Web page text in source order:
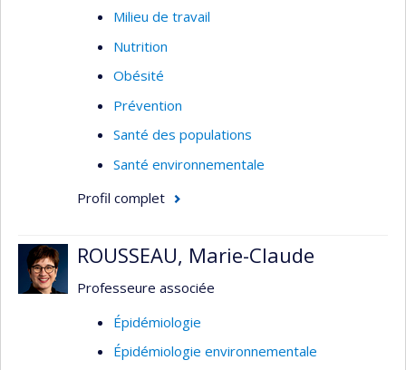
s’intéresse au design et à l’évaluation des
performances des stratégies de mesure de
l’exposition en milieu de travail.
Milieu de travail
Nutrition
Obésité
Prévention
Santé des populations
Santé environnementale
Profil complet
ROUSSEAU, Marie-Claude
Professeure associée
Épidémiologie
Épidémiologie environnementale